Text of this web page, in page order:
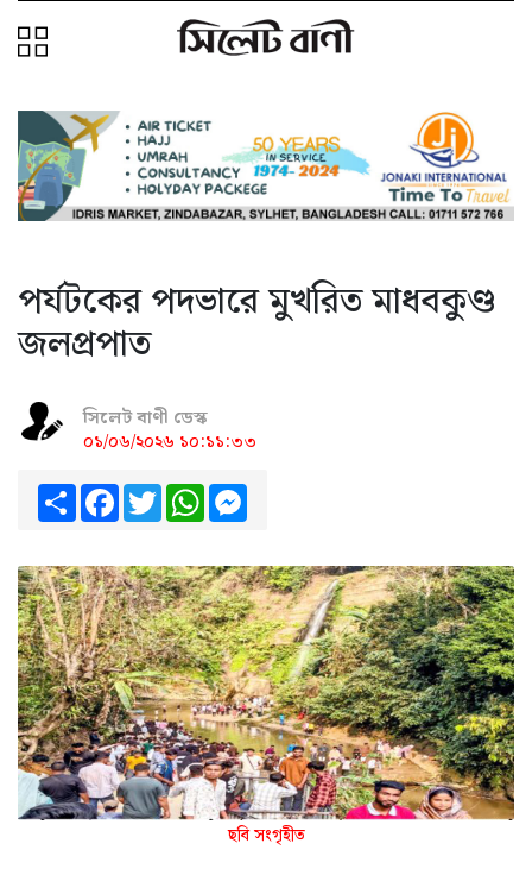
পর্যটকের পদভারে মুখরিত মাধবকুণ্ড
জলপ্রপাত
সিলেট বাণী ডেস্ক
০১/০৬/২০২৬ ১০:১১:৩৩
ShareFacebook
TwitterWhatsApp
ছবি সংগৃহীত